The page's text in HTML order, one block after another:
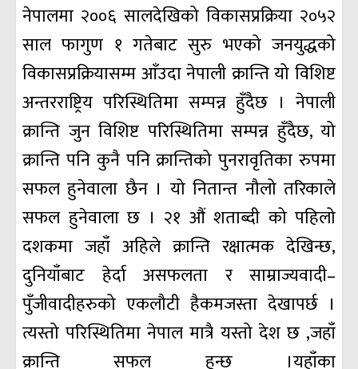
नेपालमा २००६ सालदेखिको विकासप्रक्रिया २०५२
साल फागुण १ गतेबाट सुरु भएको जनयुद्धको
विकासप्रक्रियासम्म आँउदा नेपाली क्रान्ति यो विशिष्ट
अन्तरराष्ट्रिय परिस्थितिमा सम्पन्न हुँदैछ । नेपाली
क्रान्ति जुन विशिष्ट परिस्थितिमा सम्पन्न हुँदैछ, यो
क्रान्ति पनि कुनै पनि क्रान्तिको पुनरावृतिका रुपमा
सफल हुनेवाला छैन । यो नितान्त नौलो तरिकाले
सफल हुनेवाला छ । २१ औं शताब्दी को पहिलो
दशकमा जहाँ अहिले क्रान्ति रक्षात्मक देखिन्छ,
दुनियाँबाट हेर्दा असफलता र साम्राज्यवादी–
पुँजीवादीहरुको एकलौटी हैकमजस्ता देखापर्छ ।
त्यस्तो परिस्थितिमा नेपाल मात्रै यस्तो देश छ ,जहाँ
क्रान्ति सफल हुन्छ ।यहाँका